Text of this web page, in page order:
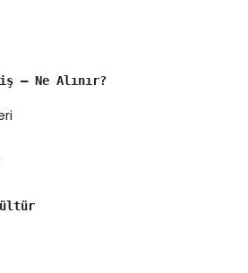
– Ne Alınır?